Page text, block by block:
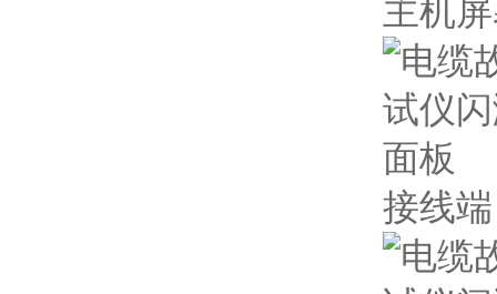
主机
接线端